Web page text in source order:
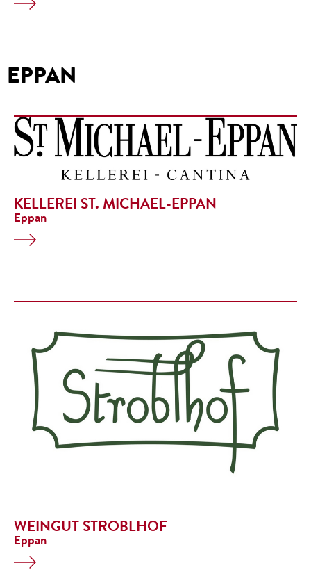
EPPAN
KELLEREI ST. MICHAEL-EPPAN
Eppan
WEINGUT STROBLHOF
Eppan